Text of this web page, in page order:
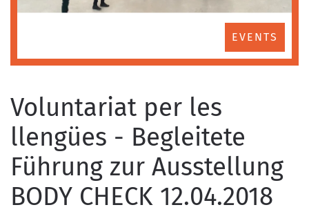
EVENTS
Voluntariat per les
llengües - Begleitete
Führung zur Ausstellung
BODY CHECK 12.04.2018